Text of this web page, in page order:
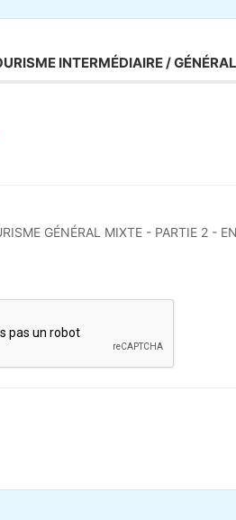
INTERMÉDIAIRE /
GÉNÉRAL MIXTE - PARTIE 2 -